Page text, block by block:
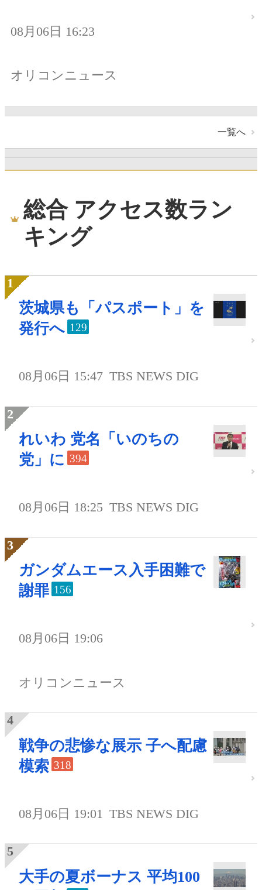
08月06日 16:23
オリコンニュース
一覧へ
総合 アクセス数ラン
キング
茨城県も「パスポート」を
発行へ 129
08月06日 15:47 TBS NEWS DIG
れいわ 党名「いのちの
党」に 394
08月06日 18:25 TBS NEWS DIG
ガンダムエース入手困難で
謝罪 156
08月06日 19:06
オリコンニュース
戦争の悲惨な展示 子へ配慮
模索 318
08月06日 19:01 TBS NEWS DIG
大手の夏ボーナス 平均100